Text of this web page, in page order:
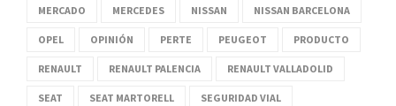
MERCADO MERCEDES NISSAN NISSAN BARCELONA
OPEL OPINIÓN PERTE PEUGEOT PRODUCTO
RENAULT RENAULT PALENCIA RENAULT VALLADOLID
SEAT SEAT MARTORELL SEGURIDAD VIAL